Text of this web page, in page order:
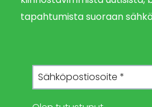
tapahtumista suoraan